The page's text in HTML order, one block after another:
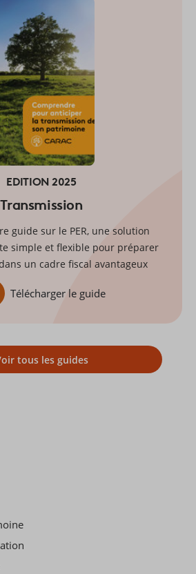
EDITION 2025
Transmission
guide sur le PER, une solution
simple et flexible pour préparer
un cadre fiscal avantageux
Télécharger le guide
tous les guides